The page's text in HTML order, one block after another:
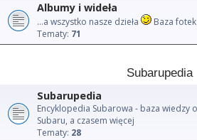
Albumy i wideła
...a wszystko nasze dzieła
Baza
Tematy: 71
Subarupedia
Subarupedia
Encyklopedia Subarowa - baza wiedzy
Subaru, a czasem więcej
Tematy: 28